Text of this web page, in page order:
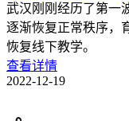
武汉刚刚经历了第一
逐渐恢复正常秩序，
恢复线下教学。
查看详情
2022-12-19